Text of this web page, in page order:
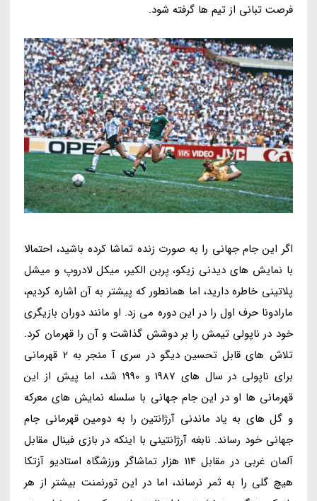
فرصت تبانی از تیم ها گرفته شود.
اگر این جام جهانی را به صورت زنده تماشا کرده باشید، احتمالا
با نمایش های دیدنی زیکو، پربن الکیر، میکل لادروپ و میشل
پلاتینی خاطره دارید، اما همانطور که پیشتر به آن اشاره کردیم،
مارادونا حرف اول را در این دوره می زد. او مانند دوران بازیگری
خود در ناپولی تیمش را بر دوشش گذاشت و آن را قهرمان کرد.
تلاش های قابل تحسین دیگو در سری آ منجر به 2 قهرمانی
برای ناپولی در سال های 1987 و 1990 شد، اما پیش از این
قهرمانی ها او در این جام جهانی با سلسله نمایش های معرکه
و گل های به یاد ماندنی آرژانتین را به دومین قهرمانی جام
جهانی خود رساند. نابغه آرژانتینی با اینکه در بازی فینال مقابل
آلمان غربی در مقابل 114 هزار تماشاگر ورزشگاه استادیو آزتکا
هیچ گلی را به ثمر نرساند، اما در این تورنمنت بیشتر از هر